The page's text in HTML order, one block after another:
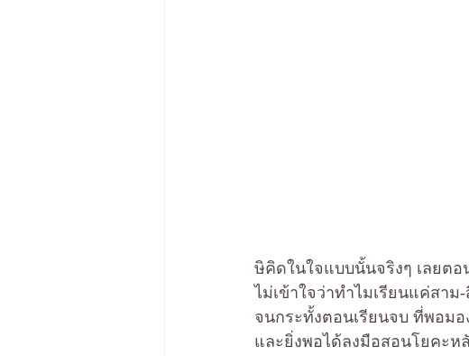
ษิคิดในใจแบบนั้นจริงๆ เลยตอ
ไม่เข้าใจว่าทำไมเรียนแค่สา
จนกระทั้งตอนเรียนจบ ที่พอม
และยิ่งพอได้ลงมือสอนโยคะหลั